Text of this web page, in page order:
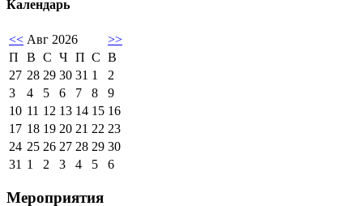
Календарь
<< Авг 2026
>>
П
В С Ч П С В
27 28 29 30 31 1
2
3
4 5 6 7 8
9
10 11 12 13 14 15 16
17 18 19 20 21 22 23
24 25 26 27 28 29 30
31 1 2 3 4 5 6
Мероприятия